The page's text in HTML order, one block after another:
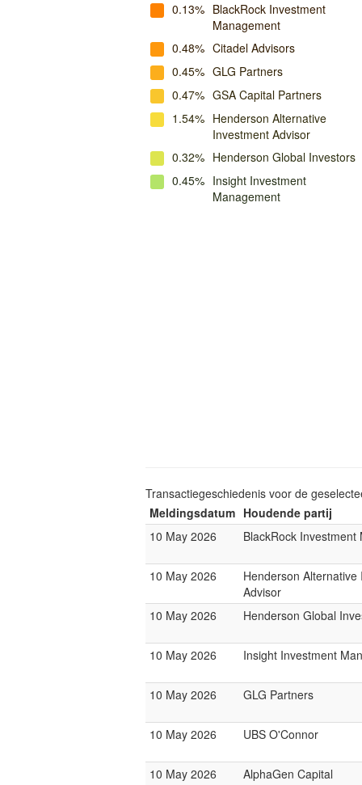
0.13% BlackRock Investment
Management
0.48% Citadel Advisors
0.45% GLG Partners
0.47% GSA Capital Partners
1.54% Henderson Alternative
Investment Advisor
0.32% Henderson Global Investors
0.45% Insight Investment
Management
Transactiegeschiedenis voor de
Meldingsdatum Houdende partij
10 May 2026
BlackRock Investment
10 May 2026
Henderson Alternative
Advisor
10 May 2026
Henderson Global
10 May 2026 Insight Investment
10 May 2026 GLG Partners
10 May 2026 UBS O'Connor
10 May 2026 AlphaGen Capital